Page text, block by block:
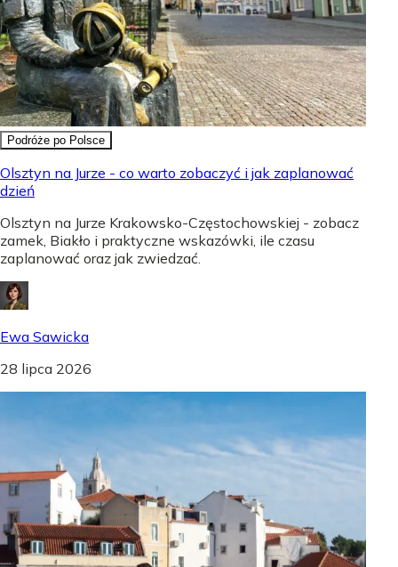
Podróże po Polsce
Olsztyn na Jurze - co warto zobaczyć i jak zaplanować
dzień
Olsztyn na Jurze Krakowsko-Częstochowskiej - zobacz
zamek, Biakło i praktyczne wskazówki, ile czasu
zaplanować oraz jak zwiedzać.
Ewa Sawicka
28 lipca 2026